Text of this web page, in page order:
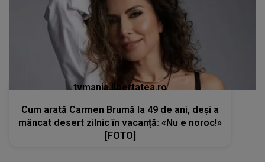
tvmania.libertatea.ro
Cum arată Carmen Brumă la 49 de ani, deși a
mâncat desert zilnic în vacanță: «Nu e noroc!»
[FOTO]